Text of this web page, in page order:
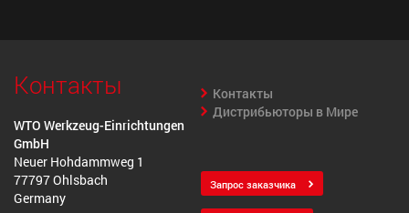
Контакты
WTO Werkzeug-Einrichtungen
GmbH
Neuer Hohdammweg 1
77797 Ohlsbach
Germany
Контакты
Дистрибьюторы в Мире
Запрос заказчика